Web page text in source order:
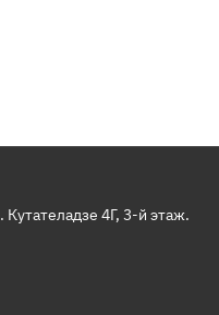
Кутателадзе 4Г, 3-й этаж.